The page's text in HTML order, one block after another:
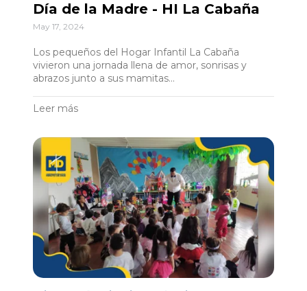
Día de la Madre - HI La Cabaña
May 17, 2024
Los pequeños del Hogar Infantil La Cabaña
vivieron una jornada llena de amor, sonrisas y
abrazos junto a sus mamitas...
Leer más